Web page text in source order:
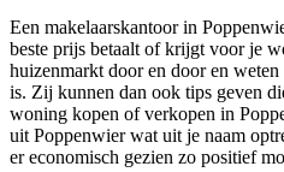
Een makelaarskantoor in
beste prijs betaalt of krijgt voor je
huizenmarkt door en door en
is. Zij kunnen dan ook tips geven
woning kopen of verkopen in
uit Poppenwier wat uit je naam
er economisch gezien zo positief